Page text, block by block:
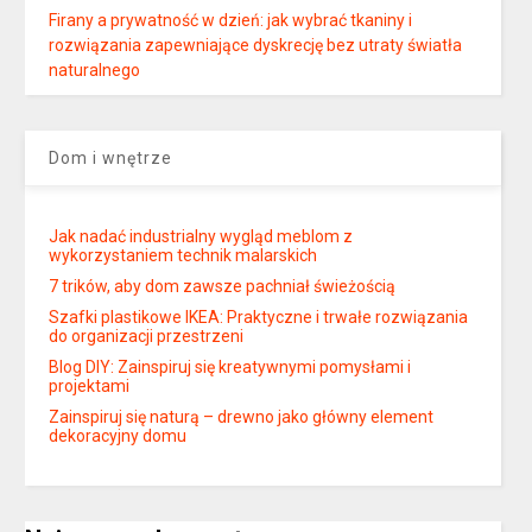
Firany a prywatność w dzień: jak wybrać tkaniny i
rozwiązania zapewniające dyskrecję bez utraty światła
naturalnego
Dom i wnętrze
Jak nadać industrialny wygląd meblom z
wykorzystaniem technik malarskich
7 trików, aby dom zawsze pachniał świeżością
Szafki plastikowe IKEA: Praktyczne i trwałe rozwiązania
do organizacji przestrzeni
Blog DIY: Zainspiruj się kreatywnymi pomysłami i
projektami
Zainspiruj się naturą – drewno jako główny element
dekoracyjny domu